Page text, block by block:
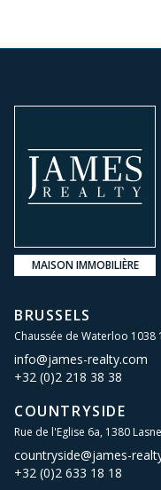
MAISON IMMOBILIÈRE
BRUSSELS
Chaussée de Waterloo 1038
info@james-realty.com
+32 (0)2 218 38 38
COUNTRYSIDE
Rue de l'Eglise 6a, 1380 Lasne
countryside@james-
+32 (0)2 633 18 18